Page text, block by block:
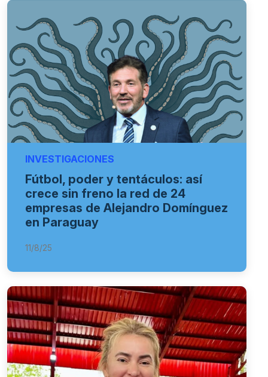
INVESTIGACIONES
Fútbol, poder y tentáculos: así
crece sin freno la red de 24
empresas de Alejandro Domínguez
en Paraguay
11/8/25